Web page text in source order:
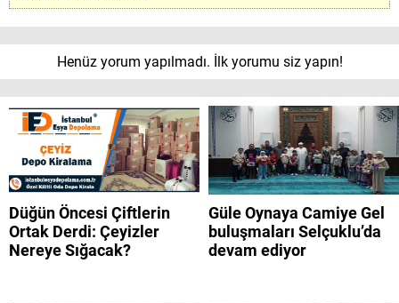
Henüz yorum yapılmadı. İlk yorumu siz yapın!
Düğün Öncesi Çiftlerin
Ortak Derdi: Çeyizler
Nereye Sığacak?
Güle Oynaya Camiye Gel
buluşmaları Selçuklu’da
devam ediyor